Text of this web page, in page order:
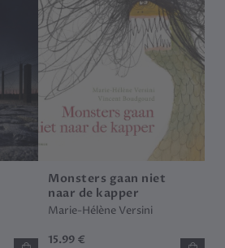
Monsters gaan niet
naar de kapper
Marie-Hélène Versini
15.99 €